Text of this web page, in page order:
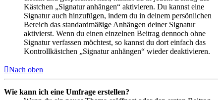
Kästchen „Signatur anhängen“ aktivieren. Du kannst eine
Signatur auch hinzufügen, indem du in deinem persönlichen
Bereich das standardmäßige Anhängen deiner Signatur
aktivierst. Wenn du einen einzelnen Beitrag dennoch ohne
Signatur verfassen möchtest, so kannst du dort einfach das
Kontrollkästchen „Signatur anhängen“ wieder deaktivieren.
Nach oben
Wie kann ich eine Umfrage erstellen?